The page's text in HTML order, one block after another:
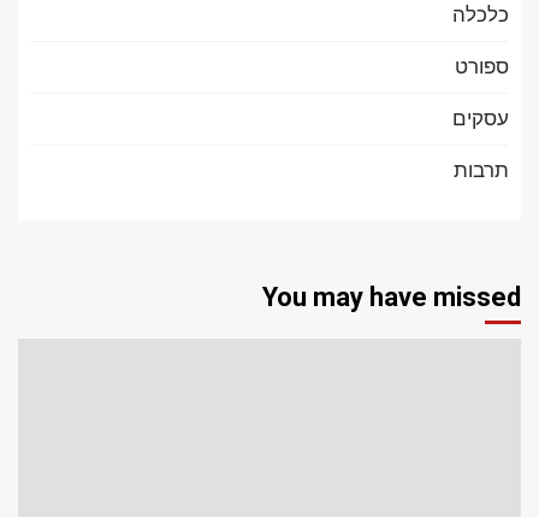
כלכלה
ספורט
עסקים
תרבות
You may have missed